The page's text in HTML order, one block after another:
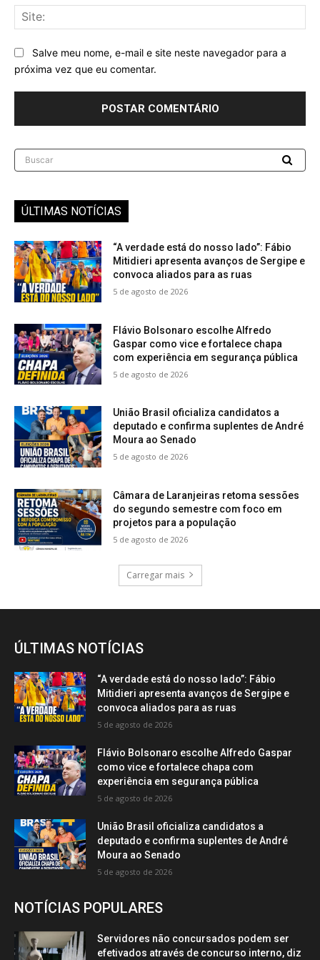
Salve meu nome, e-mail e site neste navegador para a
próxima vez que eu comentar.
Buscar
ÚLTIMAS NOTÍCIAS
“A verdade está do nosso lado”: Fábio
Mitidieri apresenta avanços de Sergipe e
convoca aliados para as ruas
5 de agosto de 2026
Flávio Bolsonaro escolhe Alfredo
Gaspar como vice e fortalece chapa
com experiência em segurança pública
5 de agosto de 2026
União Brasil oficializa candidatos a
deputado e confirma suplentes de André
Moura ao Senado
5 de agosto de 2026
Câmara de Laranjeiras retoma sessões
do segundo semestre com foco em
projetos para a população
5 de agosto de 2026
Carregar mais
ÚLTIMAS NOTÍCIAS
“A verdade está do nosso lado”: Fábio
Mitidieri apresenta avanços de Sergipe e
convoca aliados para as ruas
5 de agosto de 2026
Flávio Bolsonaro escolhe Alfredo Gaspar
como vice e fortalece chapa com
experiência em segurança pública
5 de agosto de 2026
União Brasil oficializa candidatos a
deputado e confirma suplentes de André
Moura ao Senado
5 de agosto de 2026
NOTÍCIAS POPULARES
Servidores não concursados podem ser
efetivados através de concurso interno, diz